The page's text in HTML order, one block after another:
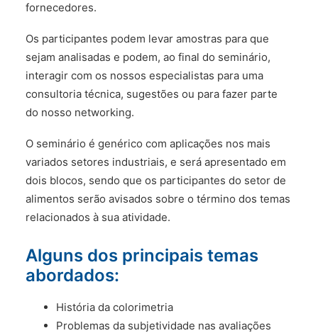
fornecedores.
Os participantes podem levar amostras para que
sejam analisadas e podem, ao final do seminário,
interagir com os nossos especialistas para uma
consultoria técnica, sugestões ou para fazer parte
do nosso networking.
O seminário é genérico com aplicações nos mais
variados setores industriais, e será apresentado em
dois blocos, sendo que os participantes do setor de
alimentos serão avisados sobre o término dos temas
relacionados à sua atividade.
Alguns dos principais temas
abordados:
História da colorimetria
Problemas da subjetividade nas avaliações